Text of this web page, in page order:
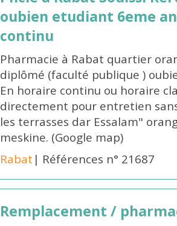
oubien etudiant 6eme
continu
Pharmacie à Rabat quartier
diplômé (faculté publique )
En horaire continu ou horaire
directement pour entretien
les terrasses dar Essalam"
meskine. (Google map)
Rabat | Références n° 21687
Remplacement /